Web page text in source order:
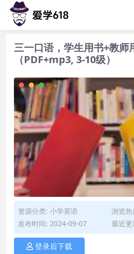
三一口语，学生用书+教师
（PDF+mp3, 3-10级）
资源分类: 小学英语
浏览
发布时间: 2024-09-07
最近
登录后下载